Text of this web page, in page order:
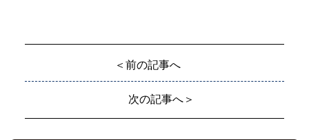
＜前の記事へ
次の記事へ＞